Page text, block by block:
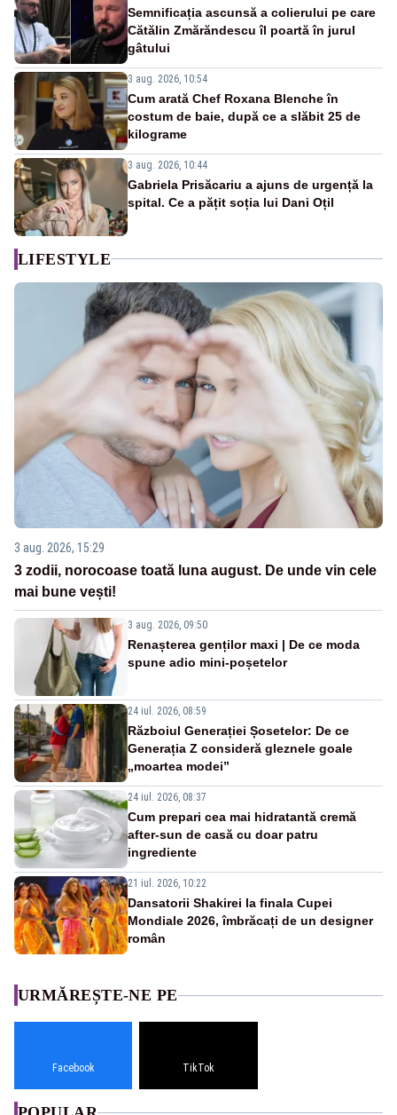
Semnificația ascunsă a colierului pe care
Cătălin Zmărăndescu îl poartă în jurul
gâtului
3 aug. 2026, 10:54
Cum arată Chef Roxana Blenche în
costum de baie, după ce a slăbit 25 de
kilograme
3 aug. 2026, 10:44
Gabriela Prisăcariu a ajuns de urgență la
spital. Ce a pățit soția lui Dani Oțil
LIFESTYLE
3 aug. 2026, 15:29
3 zodii, norocoase toată luna august. De unde vin cele
mai bune vești!
3 aug. 2026, 09:50
Renașterea genților maxi | De ce moda
spune adio mini-poșetelor
24 iul. 2026, 08:59
Războiul Generației Șosetelor: De ce
Generația Z consideră gleznele goale
„moartea modei”
24 iul. 2026, 08:37
Cum prepari cea mai hidratantă cremă
after-sun de casă cu doar patru
ingrediente
21 iul. 2026, 10:22
Dansatorii Shakirei la finala Cupei
Mondiale 2026, îmbrăcați de un designer
român
URMĂREȘTE-NE PE
Facebook TikTok